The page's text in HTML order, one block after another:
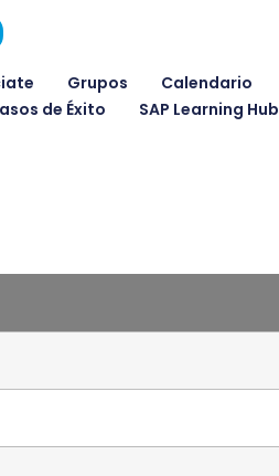
Grupos Calendario
de Éxito SAP Learning Hub